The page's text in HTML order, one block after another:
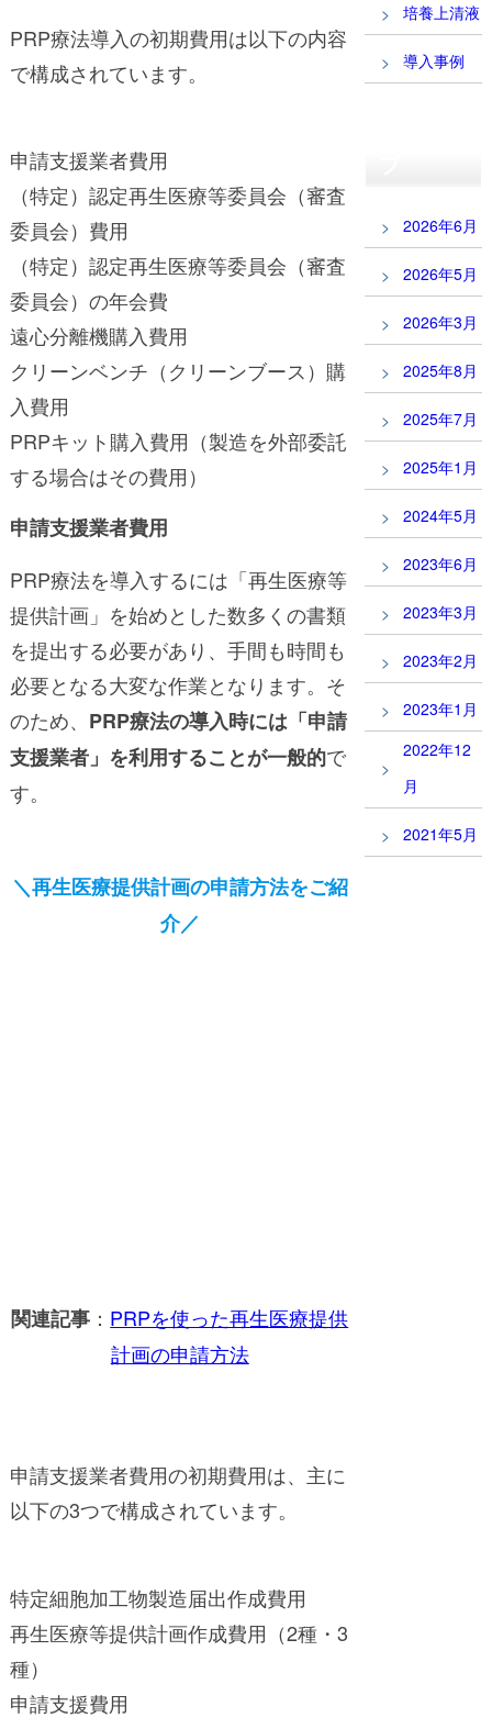
PRP療法導入の初期費用は以下の内容
で構成されています。
申請支援業者費用
（特定）認定再生医療等委員会（審査
委員会）費用
（特定）認定再生医療等委員会（審査
委員会）の年会費
遠心分離機購入費用
クリーンベンチ（クリーンブース）購
入費用
PRPキット購入費用（製造を外部委託
する場合はその費用）
申請支援業者費用
PRP療法を導入するには「再生医療等
提供計画」を始めとした数多くの書類
を提出する必要があり、手間も時間も
必要となる大変な作業となります。そ
のため、 PRP療法の導入時には「申請
支援業者」を利用することが一般的で
す。
＼再生医療提供計画の申請方法をご紹
介／
関連記事 ： PRPを使った再生医療提供
計画の申請方法
申請支援業者費用の初期費用は、主に
以下の3つで構成されています。
特定細胞加工物製造届出作成費用
再生医療等提供計画作成費用（2種・3
種）
申請支援費用
培養上清液
導入事例
2026年6月
2026年5月
2026年3月
2025年8月
2025年7月
2025年1月
2024年5月
2023年6月
2023年3月
2023年2月
2023年1月
2022年12
月
2021年5月